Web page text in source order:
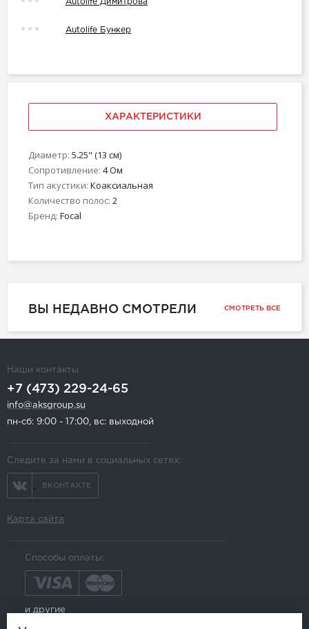
Autolife Димитрова
Autolife Бункер
ХАРАКТЕРИСТИКИ
Диаметр: 5.25" (13 см)
Сопротивление: 4 Ом
Тип акустики: Коаксиальная
Количество полос: 2
Бренд: Focal
ВЫ НЕДАВНО СМОТРЕЛИ СМОТРЕТЬ ВСЕ
Наши контакты
+7 (473) 229-24-65
info@aksgroup.su
пн-сб: 9:00 - 17:00, вс: выходной
Следите за нами в социальных сетях:
ВКОНТАКТЕ
Карта сайта
Способы оплаты:
и другие